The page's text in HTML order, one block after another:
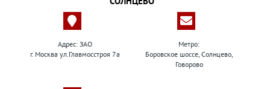
Адрес: ЗАО
г. Москва ул.Главмосстроя 7а
Метро:
Боровское шоссе, Солнцево,
Говорово